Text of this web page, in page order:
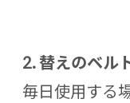
2.替えのベル
毎日使用する